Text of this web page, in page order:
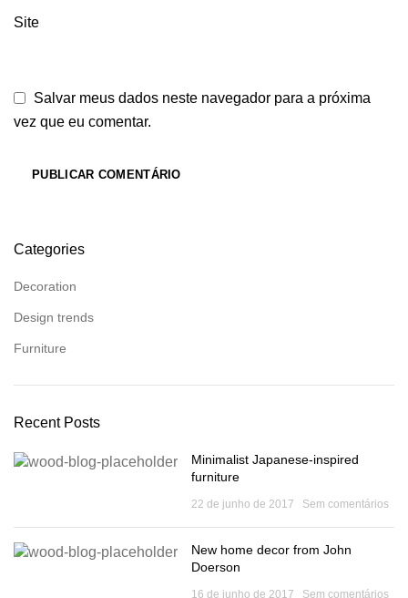
Site
Salvar meus dados neste navegador para a próxima
vez que eu comentar.
Categories
Decoration
Design trends
Furniture
Recent Posts
Minimalist Japanese-inspired
furniture
22 de junho de 2017 Sem comentários
New home decor from John
Doerson
16 de junho de 2017 Sem comentários